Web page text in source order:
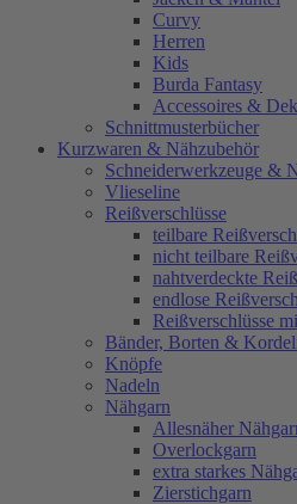
Curvy
Herren
Kids
Burda Fantasy
Accessoires &
Schnittmusterbücher
Kurzwaren & Nähzubehör
Schneiderwerkzeuge &
Vlieseline
Reißverschlüsse
teilbare
nicht teilbare
nahtverdeckte
endlose
Reißverschlüsse
Bänder, Borten &
Knöpfe
Nadeln
Nähgarn
Allesnäher
Overlockgarn
extra starkes
Zierstichgarn